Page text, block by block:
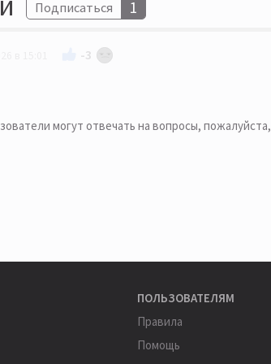
Подписаться 1
-3
могут отвечать на вопросы, пожалуйста,
ПОЛЬЗОВАТЕЛЯМ
Правила
Помощь